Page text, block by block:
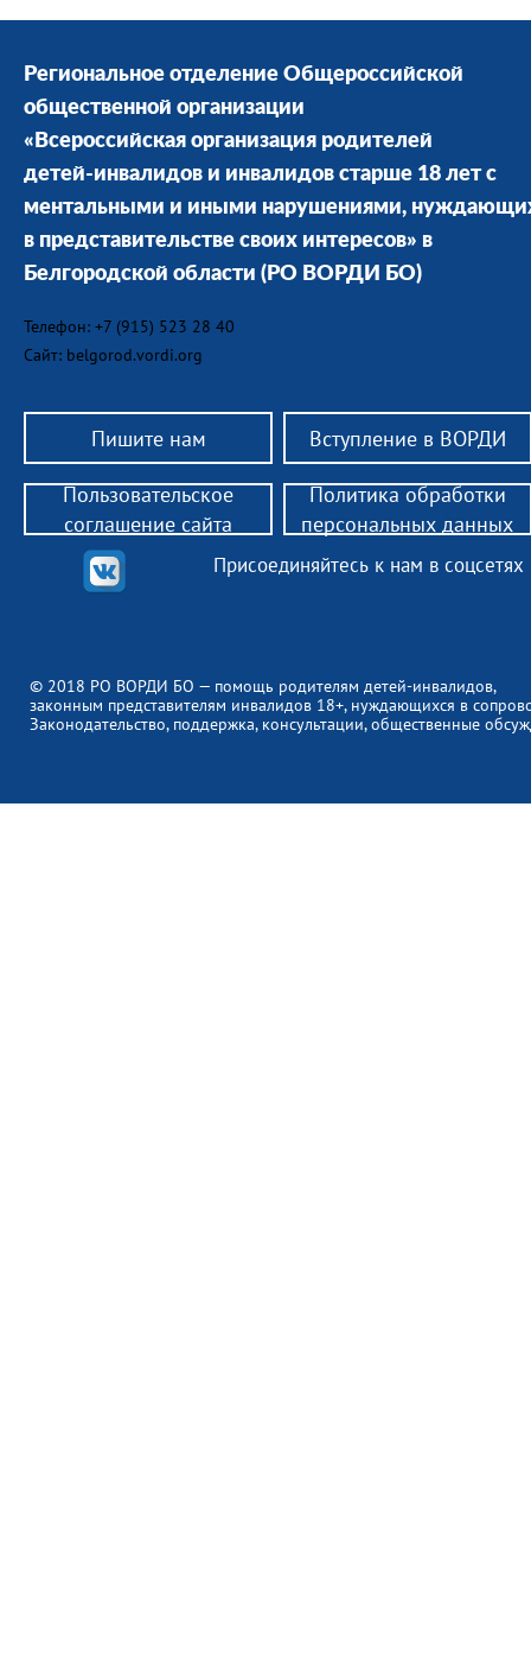
Региональное отделение Общероссийской
общественной организации
«Всероссийская организация родителей
детей-инвалидов и инвалидов старше 18 лет с
ментальными и иными нарушениями,
в представительстве своих интересов» в
Белгородской области (РО ВОРДИ БО)
Телефон: +7 (915) 523 28 40
Сайт: belgorod.vordi.org
Пишите нам Вступление в ВОРДИ
© 2018 РО ВОРДИ БО — помощь родителям детей-инвалидов,
законным представителям инвалидов 18+, нуждающихся в
Законодательство, поддержка, консультации, общественные
Присоединяйтесь к нам в соцсетях
Пользовательское
соглашение сайта
Политика обработки
персональных данных